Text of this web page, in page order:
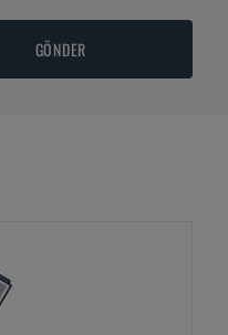
GÖNDER